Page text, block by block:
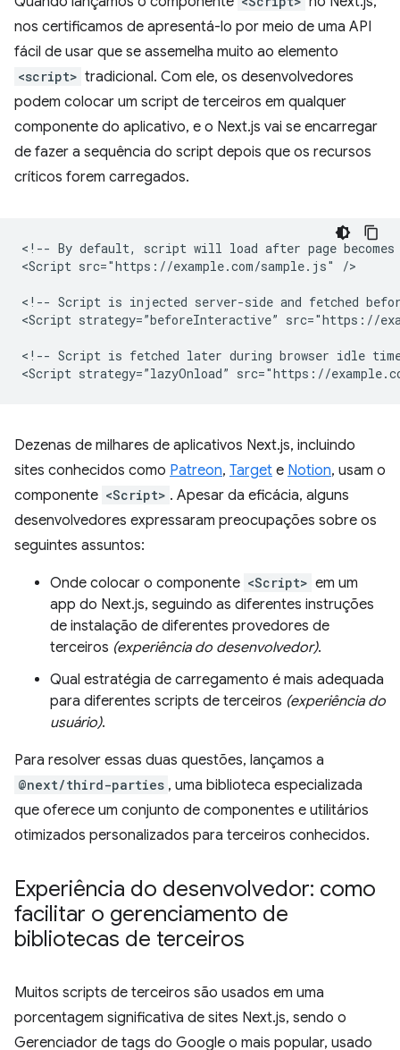
nos certificamos de apresentá-lo por meio de uma API
fácil de usar que se assemelha muito ao elemento
<script> tradicional. Com ele, os desenvolvedores
podem colocar um script de terceiros em qualquer
componente do aplicativo, e o Next.js vai se encarregar
de fazer a sequência do script depois que os recursos
críticos forem carregados.
<!-- By default, script will load after page
<Script src="https://example.com/sample.js" />
<!-- Script is injected server-side and fetched
<Script strategy=”beforeInteractive” src="https://
<!-- Script is fetched later during browser idle
Dezenas de milhares de aplicativos Next.js, incluindo
sites conhecidos como Patreon, Target e Notion, usam o
componente <Script> . Apesar da eficácia, alguns
desenvolvedores expressaram preocupações sobre os
seguintes assuntos:
Onde colocar o componente <Script> em um
app do Next.js, seguindo as diferentes instruções
de instalação de diferentes provedores de
terceiros (experiência do desenvolvedor).
Qual estratégia de carregamento é mais adequada
para diferentes scripts de terceiros (experiência do
usuário).
Para resolver essas duas questões, lançamos a
@next/third-parties , uma biblioteca especializada
que oferece um conjunto de componentes e utilitários
otimizados personalizados para terceiros conhecidos.
Experiência do desenvolvedor: como
facilitar o gerenciamento de
bibliotecas de terceiros
Muitos scripts de terceiros são usados em uma
porcentagem significativa de sites Next.js, sendo o
Gerenciador de tags do Google o mais popular, usado